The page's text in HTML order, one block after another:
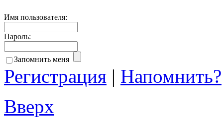
Имя пользователя:
Пароль:
Запомнить меня
Регистрация | Напомнить?
Вверх